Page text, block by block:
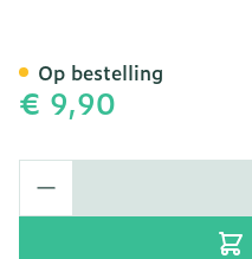
€ 9,90
Op bestelling